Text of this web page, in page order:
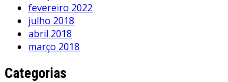
fevereiro 2022
julho 2018
abril 2018
março 2018
Categorias